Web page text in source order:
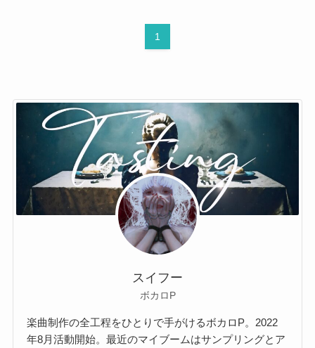
1
スイフー
ボカロP
楽曲制作の全工程をひとりで手がけるボカロP。2022
年8月活動開始。最近のマイブームはサンプリングとア